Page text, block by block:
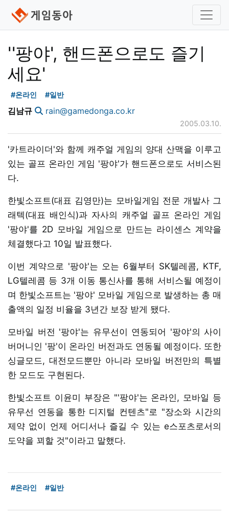
''팡야', 핸드폰으로도 즐기
세요'
#온라인 #일반
김남규 rain@gamedonga.co.kr
2005.03.10.
'카트라이더'와 함께 캐주얼 게임의 양대 산맥을 이루고
있는 골프 온라인 게임 '팡야'가 핸드폰으로도 서비스된
다.
한빛소프트(대표 김영만)는 모바일게임 전문 개발사 그
래텍(대표 배인식)과 자사의 캐주얼 골프 온라인 게임
'팡야'를 2D 모바일 게임으로 만드는 라이센스 계약을
체결했다고 10일 발표했다.
이번 계약으로 '팡야'는 오는 6월부터 SK텔레콤, KTF,
LG텔레콤 등 3개 이동 통신사를 통해 서비스될 예정이
며 한빛소프트는 '팡야' 모바일 게임으로 발생하는 총 매
출액의 일정 비율을 3년간 보장 받게 됐다.
모바일 버전 '팡야'는 유무선이 연동되어 '팡야'의 사이
버머니인 '팡'이 온라인 버전과도 연동될 예정이다. 또한
싱글모드, 대전모드뿐만 아니라 모바일 버전만의 특별
한 모드도 구현된다.
한빛소프트 이윤미 부장은 "'팡야'는 온라인, 모바일 등
유무선 연동을 통한 디지털 컨텐츠"로 "장소와 시간의
제약 없이 언제 어디서나 즐길 수 있는 e스포츠로서의
도약을 꾀할 것"이라고 말했다.
#온라인 #일반